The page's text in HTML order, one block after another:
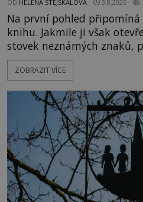
OD HELENA STEJSKALOVÁ 3.8.2026
Na první pohled připomíná
knihu. Jakmile ji však
stovek neznámých znaků,
textu, který už téměř dvě
pokusům o rozluštění.
jistotou neví, kdo jej
vlastně vypráví. Rohoncský kodex se poprvé
objevuje v roce
ZOBRAZIT VÍCE